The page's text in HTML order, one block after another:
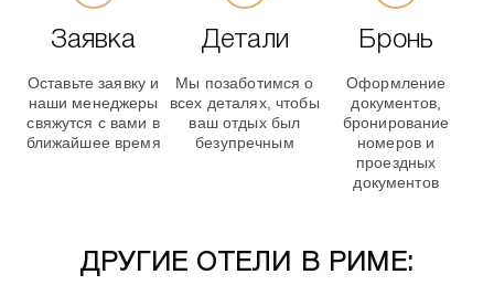
Заявка
Оставьте заявку и
наши менеджеры
свяжутся с вами в
ближайшее время
Детали
Мы позаботимся о
всех деталях, чтобы
ваш отдых был
безупречным
Бронь
Оформление
документов,
бронирование
номеров и
проездных
документов
ДРУГИЕ ОТЕЛИ В РИМЕ: